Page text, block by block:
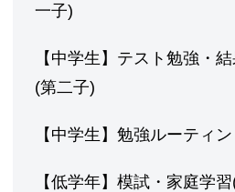
一子)
【中学生】テスト勉強・
(第二子)
【中学生】勉強ルーティ
【低学年】模試・家庭学